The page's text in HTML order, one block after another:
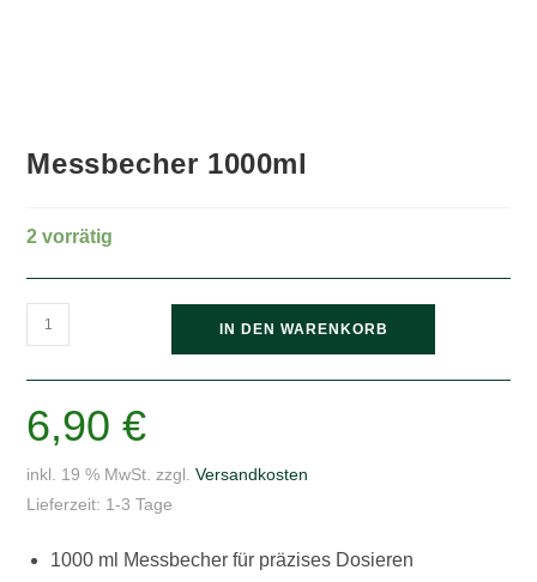
Messbecher 1000ml
2 vorrätig
Messbecher
1000ml
Menge
IN DEN WARENKORB
6,90€
inkl. 19 % MwSt. zzgl.Versandkosten
Lieferzeit: 1-3 Tage
1000 ml Messbecher für präzises Dosieren